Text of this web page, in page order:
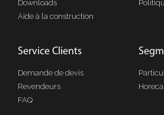
Service Clients
Demande de devis
Revendeurs
FAQ
Downloads
Aide à la construction
Horeca